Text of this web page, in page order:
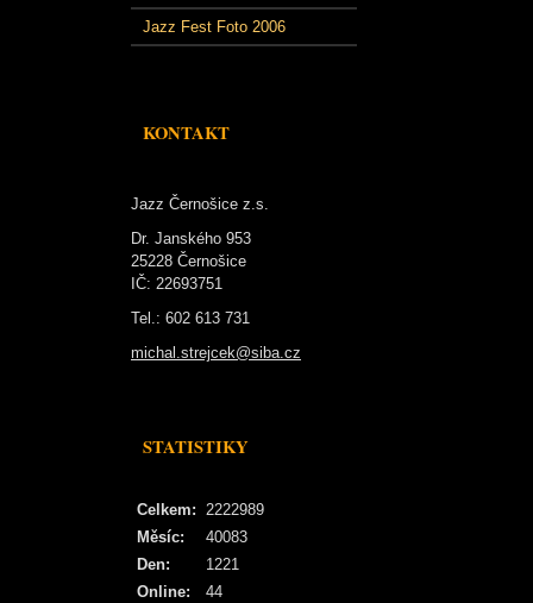
Jazz Fest Foto 2006
KONTAKT
Jazz Černošice z.s.
Dr. Janského 953
25228 Černošice
IČ: 22693751
Tel.: 602 613 731
michal.strejcek@siba.cz
STATISTIKY
Online: 44
Celkem: 2222989
Měsíc:
40083
Den:
1221